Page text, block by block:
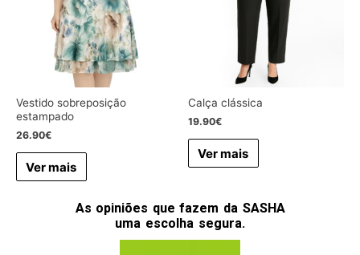
Vestido sobreposição
estampado
26.90€
Ver mais
Calça clássica
19.90€
Ver mais
As opiniões que fazem da SASHA
uma escolha segura.